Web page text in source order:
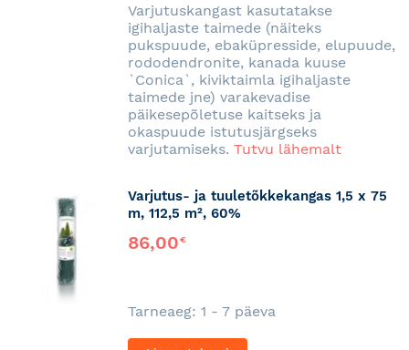
Varjutuskangast kasutatakse
igihaljaste taimede (näiteks
pukspuude, ebaküpresside, elupuude,
rododendronite, kanada kuuse
`Conica`, kiviktaimla igihaljaste
taimede jne) varakevadise
päikesepõletuse kaitseks ja
okaspuude istutusjärgseks
varjutamiseks. Tutvu lähemalt
Varjutus- ja tuuletõkkekangas 1,5 x 75
m, 112,5 m², 60%
86,00€
Tarneaeg: 1 - 7 päeva